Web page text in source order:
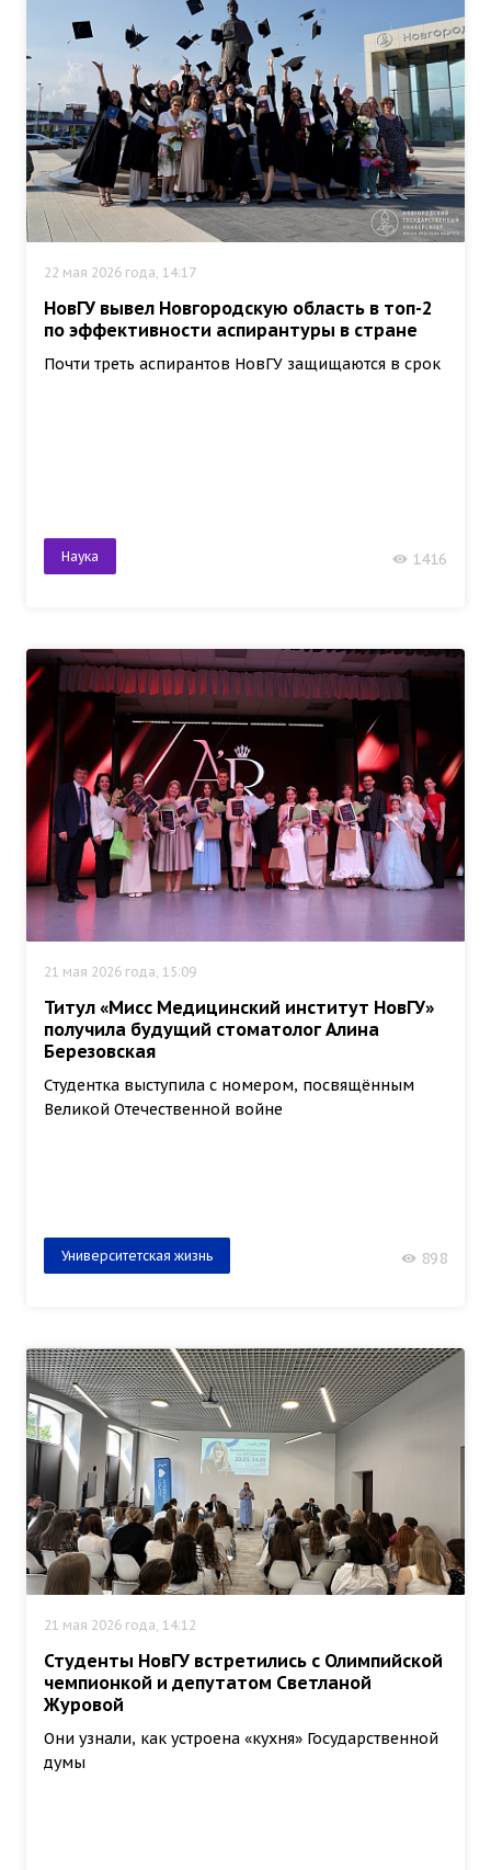
22 мая 2026 года, 14:17
НовГУ вывел Новгородскую область в топ-2
по эффективности аспирантуры в стране
Почти треть аспирантов НовГУ защищаются в срок
Наука 1416
21 мая 2026 года, 15:09
Титул «Мисс Медицинский институт НовГУ»
получила будущий стоматолог Алина
Березовская
Студентка выступила с номером, посвящённым
Великой Отечественной войне
Университетская жизнь 898
21 мая 2026 года, 14:12
Студенты НовГУ встретились с Олимпийской
чемпионкой и депутатом Светланой
Журовой
Они узнали, как устроена «кухня» Государственной
думы